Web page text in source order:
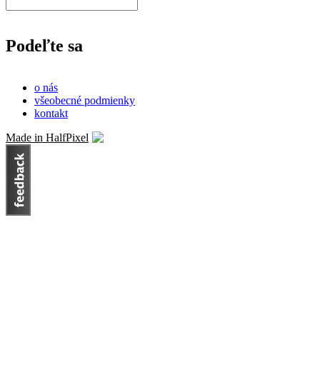
Podeľte sa
o nás
všeobecné podmienky
kontakt
Made in HalfPixel